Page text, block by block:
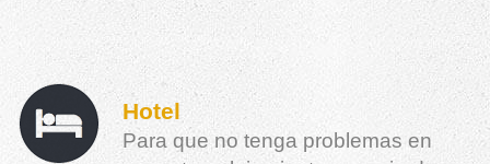
Hotel
Para que no tenga problemas en